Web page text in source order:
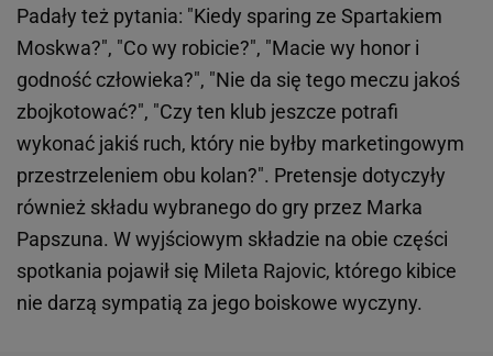
Padały też pytania: "Kiedy sparing ze Spartakiem
Moskwa?", "Co wy robicie?", "Macie wy honor i
godność człowieka?", "Nie da się tego meczu jakoś
zbojkotować?", "Czy ten klub jeszcze potrafi
wykonać jakiś ruch, który nie byłby marketingowym
przestrzeleniem obu kolan?". Pretensje dotyczyły
również składu wybranego do gry przez Marka
Papszuna. W wyjściowym składzie na obie części
spotkania pojawił się Mileta Rajovic, którego kibice
nie darzą sympatią za jego boiskowe wyczyny.